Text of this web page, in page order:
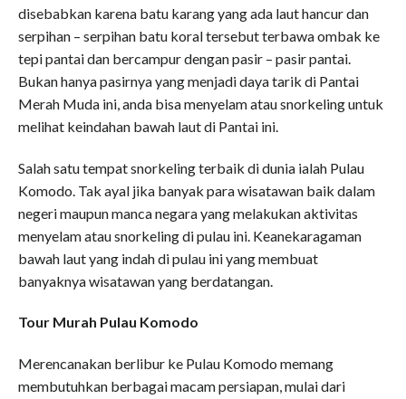
disebabkan karena batu karang yang ada laut hancur dan
serpihan – serpihan batu koral tersebut terbawa ombak ke
tepi pantai dan bercampur dengan pasir – pasir pantai.
Bukan hanya pasirnya yang menjadi daya tarik di Pantai
Merah Muda ini, anda bisa menyelam atau snorkeling untuk
melihat keindahan bawah laut di Pantai ini.
Salah satu tempat snorkeling terbaik di dunia ialah Pulau
Komodo. Tak ayal jika banyak para wisatawan baik dalam
negeri maupun manca negara yang melakukan aktivitas
menyelam atau snorkeling di pulau ini. Keanekaragaman
bawah laut yang indah di pulau ini yang membuat
banyaknya wisatawan yang berdatangan.
Tour Murah Pulau Komodo
Merencanakan berlibur ke Pulau Komodo memang
membutuhkan berbagai macam persiapan, mulai dari